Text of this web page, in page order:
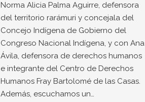
Norma Alicia Palma Aguirre, defensora
del territorio rarámuri y concejala del
Concejo Indígena de Gobierno del
Congreso Nacional Indígena, y con Ana
Ávila, defensora de derechos humanos
e integrante del Centro de Derechos
Humanos Fray Bartolomé de las Casas.
Además, escuchamos un…